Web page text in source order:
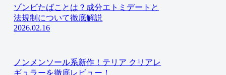
ゾンビたばことは？成分エトミデートと
法規制について徹底解説
2026.02.16
ノンメンソール系新作！テリア クリアレ
ギュラーを徹底レビュー！